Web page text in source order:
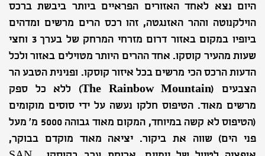
היום נצא לאחד האזורים הפראיים ביותר ביבשת ברכס
הוילקנוטה וההר האזנגטה, זהו רכס הרים מרשים ומדהים
ביופיו במקום באזור דרום מזרחי המרחק של בערך 3 וחצי
שעות מהעיר קוסקו. אחד ההרים היותר מטוילים באזור ולכל
הדעות הרכס הכי מרשים בכל איזור קוסקו. ופנינית הטבע הר
הצבעים (The Rainbow Mountain) ללא כל ספק
מרשים מאוד. הטיפוס חלקו נעשה על ידי סוסים מוקומים
(הטיפוס לא קשה במיוחד, המקום מאוד גבוהה 5000 מ' מעל
פני הים) שווה את ביקור. יציאה מאוד מוקדם בבוקר,